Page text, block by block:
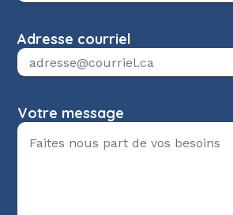
Adresse courriel
Votre message